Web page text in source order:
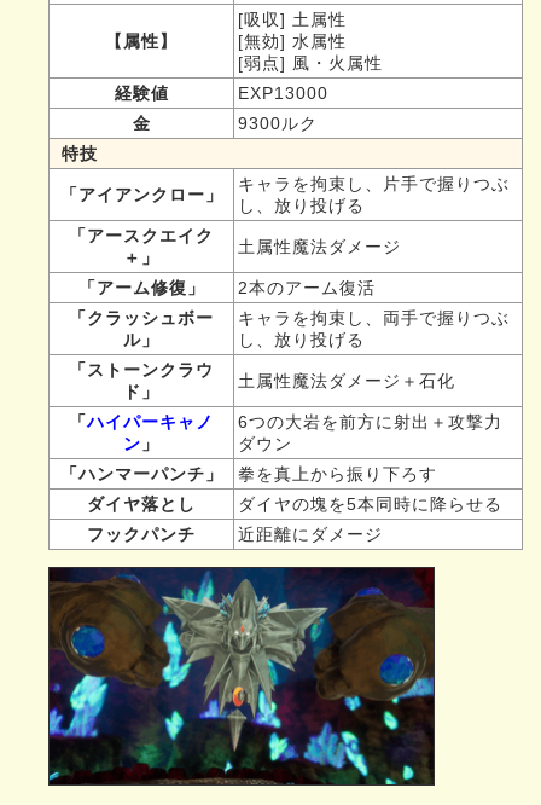
【属性】
[吸収] 土属性
[無効] 水属性
[弱点] 風・火属性
経験値
EXP13000
金
9300ルク
特技
「アイアンクロー」
キャラを拘束し、片手で握りつぶ
し、放り投げる
「アースクエイク
＋」
土属性魔法ダメージ
「アーム修復」
2本のアーム復活
「クラッシュボー
ル」
キャラを拘束し、両手で握りつぶ
し、放り投げる
「ストーンクラウ
ド」
土属性魔法ダメージ＋石化
「ハイパーキャノ
ン 」
6つの大岩を前方に射出＋攻撃力
ダウン
「ハンマーパンチ」
拳を真上から振り下ろす
ダイヤ落とし
ダイヤの塊を5本同時に降らせる
フックパンチ
近距離にダメージ